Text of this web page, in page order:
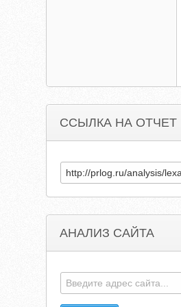
ССЫЛКА НА ОТЧЕТ
АНАЛИЗ САЙТА